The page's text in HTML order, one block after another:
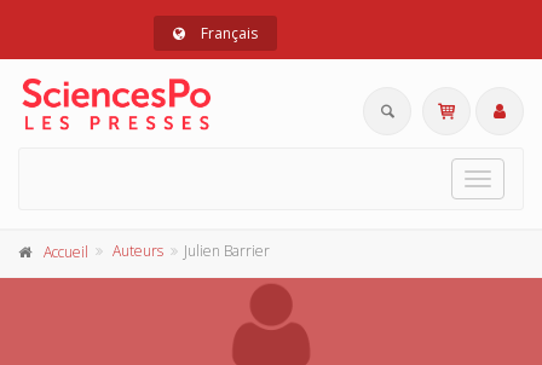
Français
Toggle
Accueil Auteurs Julien Barrier